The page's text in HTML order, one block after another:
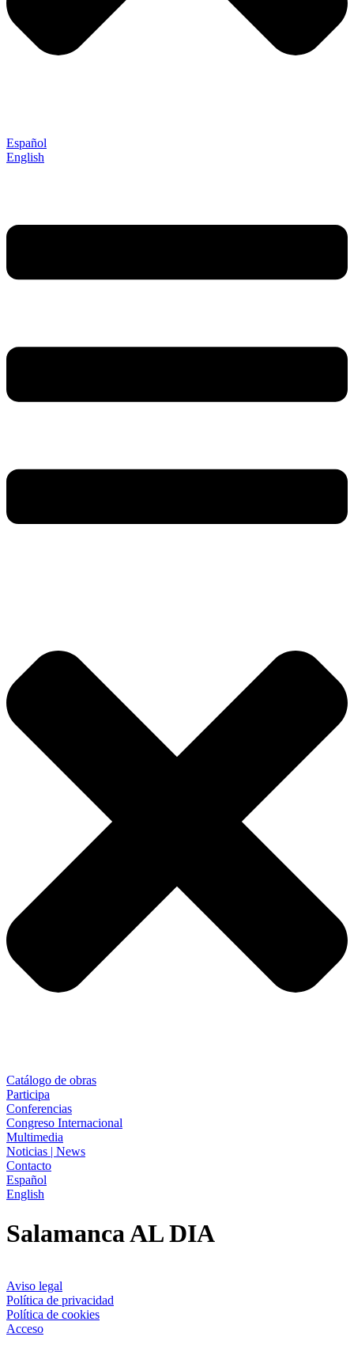
Español
English
Catálogo de obras
Participa
Conferencias
Congreso Internacional
Multimedia
Noticias | News
Contacto
Español
English
Salamanca AL DIA
Aviso legal
Política de privacidad
Política de cookies
Acceso